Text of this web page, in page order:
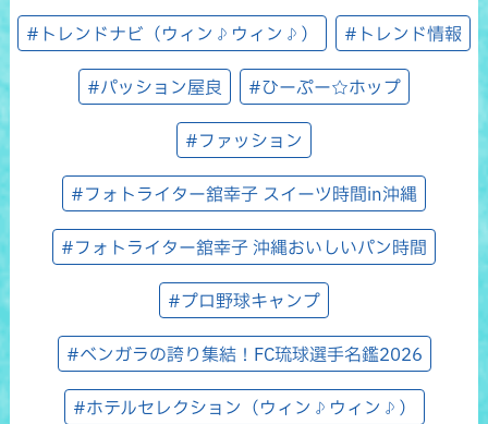
#トレンドナビ（ウィン♪ウィン♪） #トレンド情報
#パッション屋良 #ひーぷー☆ホップ
#ファッション
#フォトライター舘幸子 スイーツ時間in沖縄
#フォトライター舘幸子 沖縄おいしいパン時間
#プロ野球キャンプ
#ベンガラの誇り集結！FC琉球選手名鑑2026
#ホテルセレクション（ウィン♪ウィン♪）